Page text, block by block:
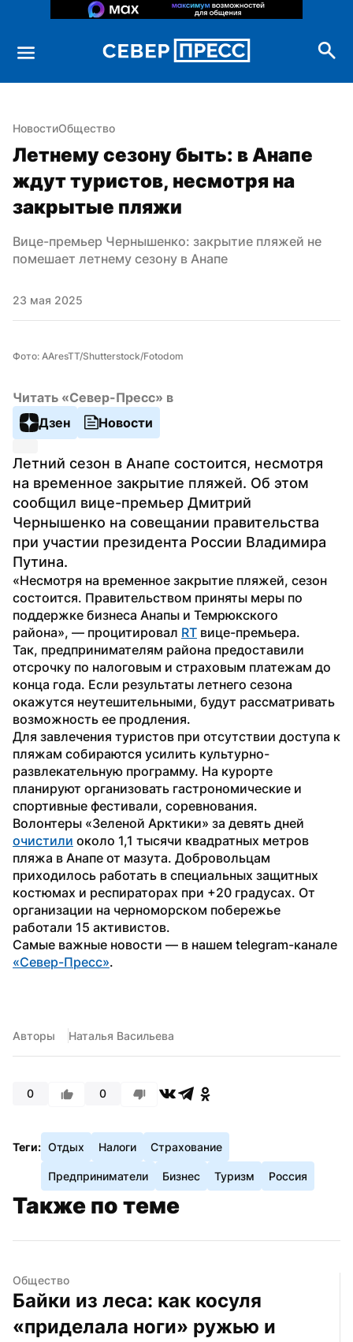
НовостиОбщество
Летнему сезону быть: в Анапе
ждут туристов, несмотря на
закрытые пляжи
Вице-премьер Чернышенко: закрытие пляжей не
помешает летнему сезону в Анапе
23 мая 2025
Фото: AAresTT/Shutterstock/Fotodom
Читать «Север-Пресс» в
Дзен
Новости
Летний сезон в Анапе состоится, несмотря
на временное закрытие пляжей. Об этом
сообщил вице-премьер Дмитрий
Чернышенко на совещании правительства
при участии президента России Владимира
Путина.
«Несмотря на временное закрытие пляжей, сезон
состоится. Правительством приняты меры по
поддержке бизнеса Анапы и Темрюкского
района», — процитировал RT вице-премьера.
Так, предпринимателям района предоставили
отсрочку по налоговым и страховым платежам до
конца года. Если результаты летнего сезона
окажутся неутешительными, будут рассматривать
возможность ее продления.
Для завлечения туристов при отсутствии доступа к
пляжам собираются усилить культурно-
развлекательную программу. На курорте
планируют организовать гастрономические и
спортивные фестивали, соревнования.
очистили около 1,1 тысячи квадратных метров
пляжа в Анапе от мазута. Добровольцам
приходилось работать в специальных защитных
костюмах и респираторах при +20 градусах. От
организации на черноморском побережье
работали 15 активистов.
«Север-Пресс».
Авторы Наталья Васильева
0 0
Теги: Отдых Налоги Страхование
Предприниматели Бизнес Туризм Россия
Также по теме
Общество
Байки из леса: как косуля
«приделала ноги» ружью и